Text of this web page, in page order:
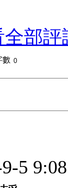
全部評
數
5